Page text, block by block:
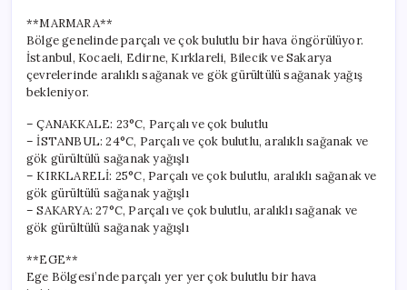
**MARMARA**
Bölge genelinde parçalı ve çok bulutlu bir hava öngörülüyor.
İstanbul, Kocaeli, Edirne, Kırklareli, Bilecik ve Sakarya
çevrelerinde aralıklı sağanak ve gök gürültülü sağanak yağış
bekleniyor.
– ÇANAKKALE: 23°C, Parçalı ve çok bulutlu
– İSTANBUL: 24°C, Parçalı ve çok bulutlu, aralıklı sağanak ve
gök gürültülü sağanak yağışlı
– KIRKLARELİ: 25°C, Parçalı ve çok bulutlu, aralıklı sağanak ve
gök gürültülü sağanak yağışlı
– SAKARYA: 27°C, Parçalı ve çok bulutlu, aralıklı sağanak ve
gök gürültülü sağanak yağışlı
**EGE**
Ege Bölgesi’nde parçalı yer yer çok bulutlu bir hava